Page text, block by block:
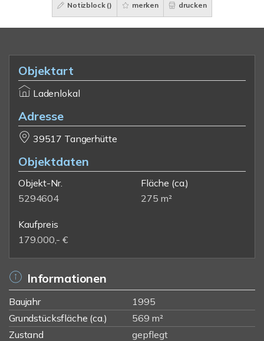
Notizblock () merken drucken
Objektart
Ladenlokal
Adresse
39517 Tangerhütte
Objektdaten
Objekt-Nr.
5294604
Fläche (ca.)
275 m²
Kaufpreis
179.000,- €
Informationen
Baujahr
1995
Grundstücksfläche (ca.)
569 m²
Zustand
gepflegt